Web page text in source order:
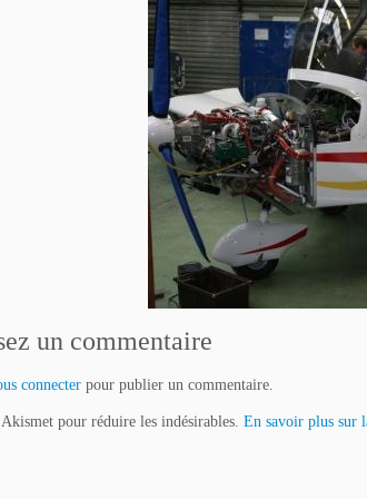
un commentaire
connecter pour publier un commentaire.
pour réduire les indésirables. En savoir plus sur